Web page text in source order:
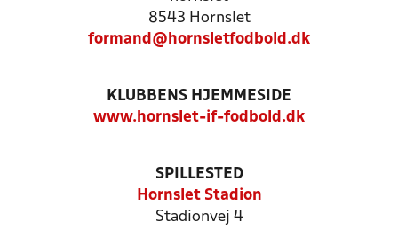
8543 Hornslet
formand@hornsletfodbold.dk
KLUBBENS HJEMMESIDE
www.hornslet-if-fodbold.dk
SPILLESTED
Hornslet Stadion
Stadionvej 4